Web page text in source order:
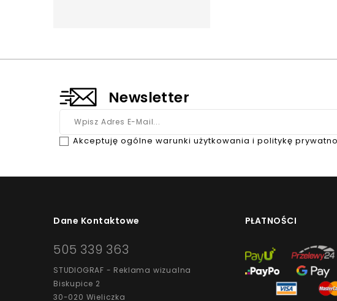
Newsletter
Akceptuję ogólne warunki użytkowania i politykę
Dane Kontaktowe
505 339 363
STUDIOGRAF - Reklama wizualna
Biskupice 2
30-020 Wieliczka
PŁATNOŚCI